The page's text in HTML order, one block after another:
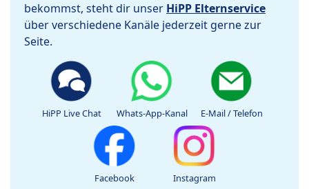
bekommst, steht dir unser HiPP Elternservice
über verschiedene Kanäle jederzeit gerne zur
Seite.
HiPP Live Chat Whats-App-Kanal E-Mail / Telefon
Facebook Instagram